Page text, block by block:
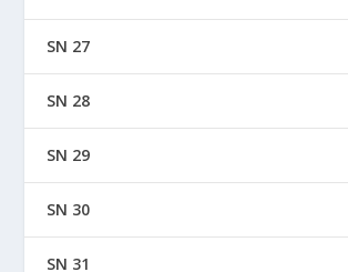
SN 27
SN 28
SN 29
SN 30
SN 31